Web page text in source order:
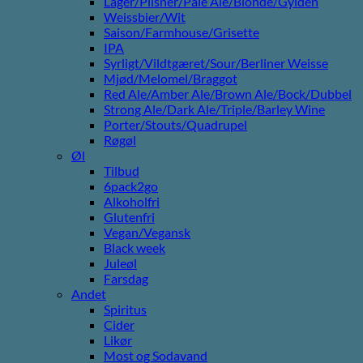
Weissbier/Wit
Saison/Farmhouse/Grisette
IPA
Syrligt/Vildtgæret/Sour/Berliner Weisse
Mjød/Melomel/Braggot
Red Ale/Amber Ale/Brown Ale/Bock/Dubbel
Strong Ale/Dark Ale/Triple/Barley Wine
Porter/Stouts/Quadrupel
Røgøl
Øl
Tilbud
6pack2go
Alkoholfri
Glutenfri
Vegan/Vegansk
Black week
Juleøl
Farsdag
Andet
Spiritus
Cider
Likør
Most og Sodavand